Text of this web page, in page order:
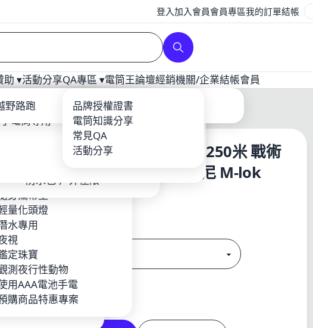
登入加入會員會員專區我的訂單結帳
台灣製造 MIT品牌
FF-HID 火狐
_充電器
力遠射型
山照遠-單鋰電
工作燈頭燈照廣
身攜帶型
量化頭燈
水專用
視
定珠寶
測夜行性動物
用AAA電池手電
購商品特惠專案
戰術配件
輕量紡織品
鈦合金多功能工具-EDC
防水包-戶外極限
充電器
電筒專用
電筒套/手繩
鋰電池/充電器
助 ▾
野路跑
龍虎鳳越野
活動分享QA專區 ▾
品牌授權證書
電筒知識分享
常見QA
活動分享
電筒王論壇經銷機關/企業結帳會員
Olight Odin S 1500流明 250米 戰術
燈 軌道燈 聚泛光 皮卡丁尼 M-lok
18650
$4,550
數量